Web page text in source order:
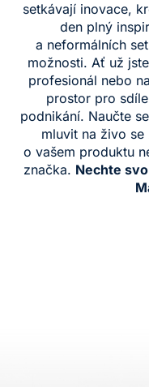
setkávají inovace,
den plný
a neformálních
možnosti. Ať už
profesionál nebo
prostor pro
podnikání. Naučte
mluvit na živo se
o vašem produktu
značka. Nechte